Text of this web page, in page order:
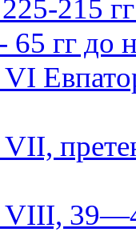
215
гг до